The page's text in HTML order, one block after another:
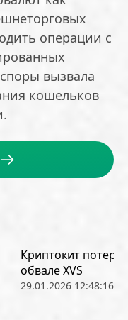
операции с
вызвала
кошельков
Криптокит
обвале XVS
29.01.2026 12:48:16